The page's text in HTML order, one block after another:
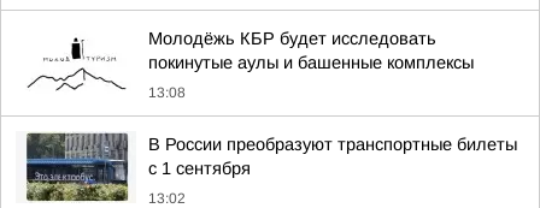
Молодёжь КБР будет исследовать
покинутые аулы и башенные комплексы
13:08
В России преобразуют транспортные билеты
с 1 сентября
13:02